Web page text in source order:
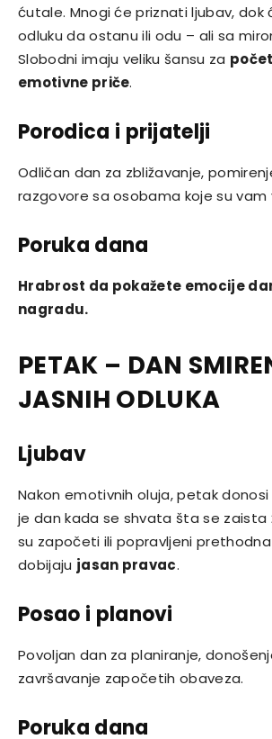
ćutale. Mnogi će priznati ljubav, dok
odluku da ostanu ili odu – ali sa
Slobodni imaju veliku šansu za
emotivne priče.
Porodica i prijatelji
Odličan dan za zbližavanje,
razgovore sa osobama koje su vam
Poruka dana
Hrabrost da pokažete emocije
nagradu.
PETAK – DAN
JASNIH ODLUKA
Ljubav
Nakon emotivnih oluja, petak
je dan kada se shvata šta se zaista
su započeti ili popravljeni
dobijaju jasan pravac.
Posao i planovi
Povoljan dan za planiranje,
završavanje započetih obaveza.
Poruka dana